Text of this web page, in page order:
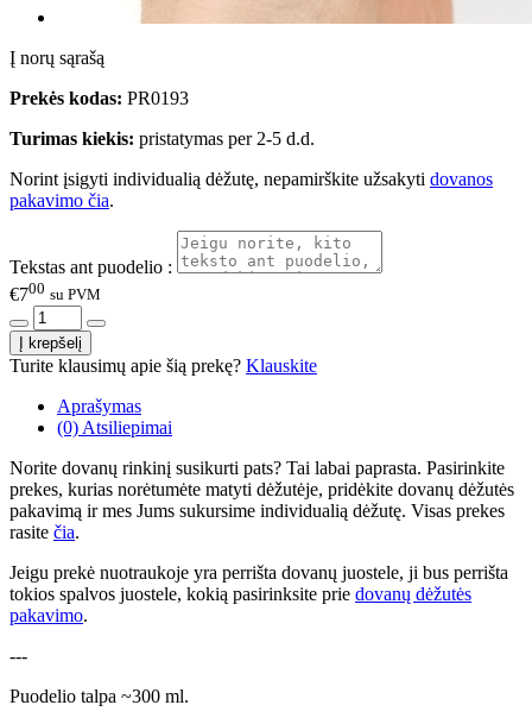
Į norų sąrašą
Prekės kodas: PR0193
Turimas kiekis: pristatymas per 2-5 d.d.
Norint įsigyti individualią dėžutę, nepamirškite užsakyti dovanos
pakavimo čia.
Tekstas ant puodelio :
€700 su PVM
Turite klausimų apie šią prekę? Klauskite
Aprašymas
(0) Atsiliepimai
Norite dovanų rinkinį susikurti pats? Tai labai paprasta. Pasirinkite
prekes, kurias norėtumėte matyti dėžutėje, pridėkite dovanų dėžutės
pakavimą ir mes Jums sukursime individualią dėžutę. Visas prekes
rasite čia.
Jeigu prekė nuotraukoje yra perrišta dovanų juostele, ji bus perrišta
tokios spalvos juostele, kokią pasirinksite prie dovanų dėžutės
pakavimo.
---
Puodelio talpa ~300 ml.